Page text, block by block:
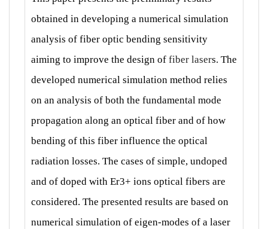
obtained in developing a numerical simulation
analysis of fiber optic bending sensitivity
aiming to improve the design of fiber lasers. The
developed numerical simulation method relies
on an analysis of both the fundamental mode
propagation along an optical fiber and of how
bending of this fiber influence the optical
radiation losses. The cases of simple, undoped
and of doped with Er3+ ions optical fibers are
considered. The presented results are based on
numerical simulation of eigen-modes of a laser